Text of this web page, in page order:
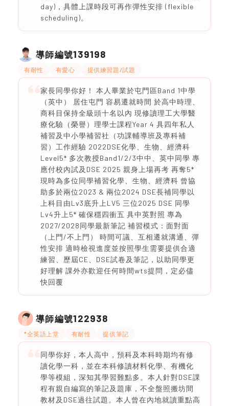
day)，具體上課時段可再作彈性安排 (flexible
scheduling)。
導師編號139198
有耐性 有愛心 提供練習題/試題
家長同學你好！ 本人畢業於屯門區Band 1中學
（英中） 居住屯門 容易遷就時間 於高中時理、
商科目保持全級頭十名以內 現修讀理工大學醫
療化驗（榮譽）理學士課程Year 4 具四年私人
補習及中小學補習社（功課輔導班及專科補
習）工作經驗 2022DSE化學、生物、經濟科
Level5* 多次教授Band1/2/3中中、英中同學 專
應付校內試及DSE 2025 親身上場再考 再奪5*
現時為多位同學補習化學、生物、經濟科 曾協
助多於兩位2023 & 兩位2024 DSE長補同學以
上科目由Lv3底升上LV5 三位2025 DSE 同學
Lv4升上5* 確保穩四衝五 具中英對照 專為
2027/2028同學最新筆記 補習模式：面對面
（上門/不上門） 時間可議、互相遷就溝通、彈
性安排 適時檢視進度並按照學生需要提供合適
練習、歷屆CE、DSE試卷及筆記，以助同學更
好理解 課外亦歡迎任何時間wts提問，定必儘
快回覆
導師編號122938
*全英語上堂 有耐性 提供筆記
同學你好，本人高中，預科及本科時期均有修
讀化學一科，並在本科修讀材料化學、有機化
學等模組，深知其學習難點多。本人針對DSE課
程有親自編寫的筆記及題庫，不全盤照搬坊間
教材及DSE過往試題。本人曾在內地就讀重點高